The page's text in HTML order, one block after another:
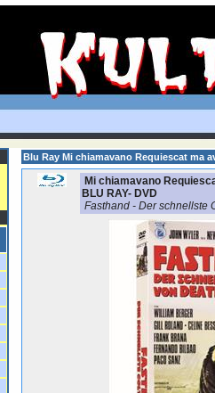
Blu Ray Mi chiamavano Requiescat ma
Mi chiamavano
BLU RAY- DVD
Fasthand - Der schnellste